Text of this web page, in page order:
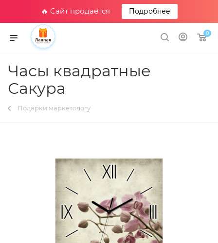
🔥 Сайт продается Подробнее
0
Часы квадратные
Сакура
Подарки маркетологу